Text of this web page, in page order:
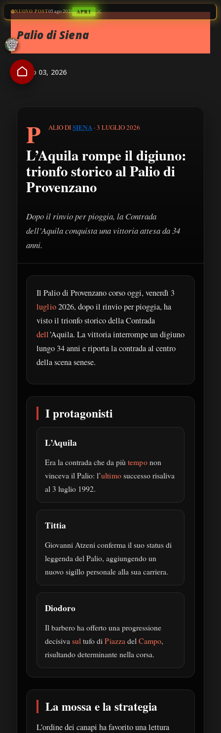
Passa ai contenuti principali
Palio diSiena
luglio 03, 2026
P ALIO DISIENA· 3 LUGLIO 2026
L’Aquila rompe il digiuno:
trionfo storico al Palio di
Provenzano
Dopo il rinvio per pioggia, la Contrada
dell’Aquila conquista una vittoria attesa da 34
anni.
Il Palio di Provenzano corso oggi, venerdì 3
luglio2026, dopo il rinvio per pioggia, ha
visto il trionfo storico della Contrada
dell’Aquila. La vittoria interrompe un digiuno
lungo 34 anni e riporta la contrada al centro
della scena senese.
I protagonisti
L’Aquila
Era la contrada che da più temponon
vinceva il Palio: l’ultimosuccesso risaliva
al 3 luglio 1992.
Tittia
Giovanni Atzeni conferma il suo status di
leggenda del Palio, aggiungendo un
nuovo sigillo personale alla sua carriera.
Diodoro
Il barbero ha offerto una progressione
decisiva sul tufo diPiazza delCampo,
risultando determinante nella corsa.
La mossa e la strategia
L’ordine dei canapi ha favorito una lettura
NUOVO POST05 ago 2026 APRI ✕